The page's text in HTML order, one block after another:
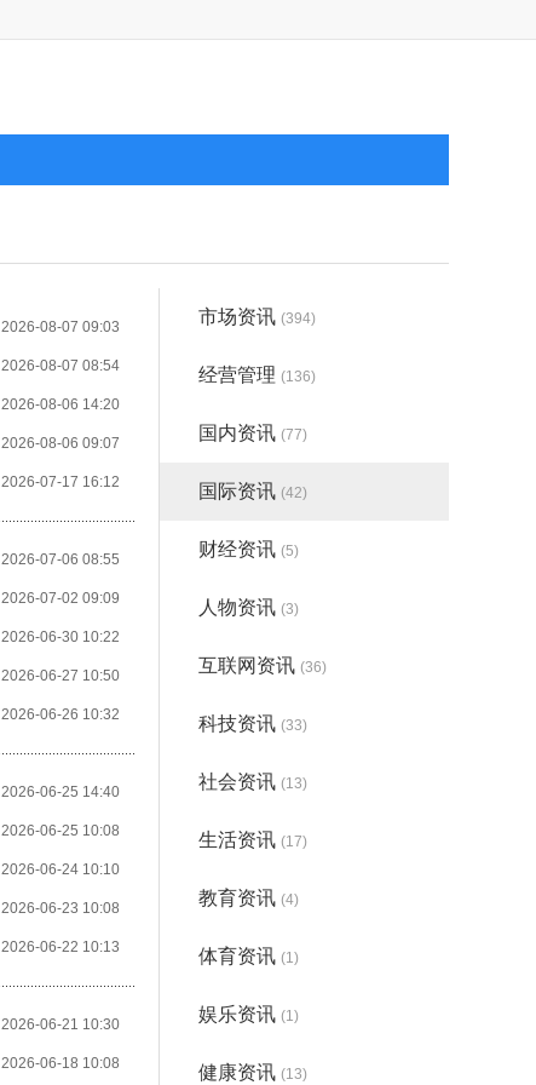
2026-08-07 09:03
2026-08-07 08:54
2026-08-06 14:20
2026-08-06 09:07
2026-07-17 16:12
2026-07-06 08:55
2026-07-02 09:09
2026-06-30 10:22
2026-06-27 10:50
2026-06-26 10:32
2026-06-25 14:40
2026-06-25 10:08
2026-06-24 10:10
2026-06-23 10:08
2026-06-22 10:13
2026-06-21 10:30
2026-06-18 10:08
市场资讯 (394)
经营管理 (136)
国内资讯 (77)
国际资讯 (42)
财经资讯 (5)
人物资讯 (3)
互联网资讯 (36)
科技资讯 (33)
社会资讯 (13)
生活资讯 (17)
教育资讯 (4)
体育资讯 (1)
娱乐资讯 (1)
健康资讯 (13)